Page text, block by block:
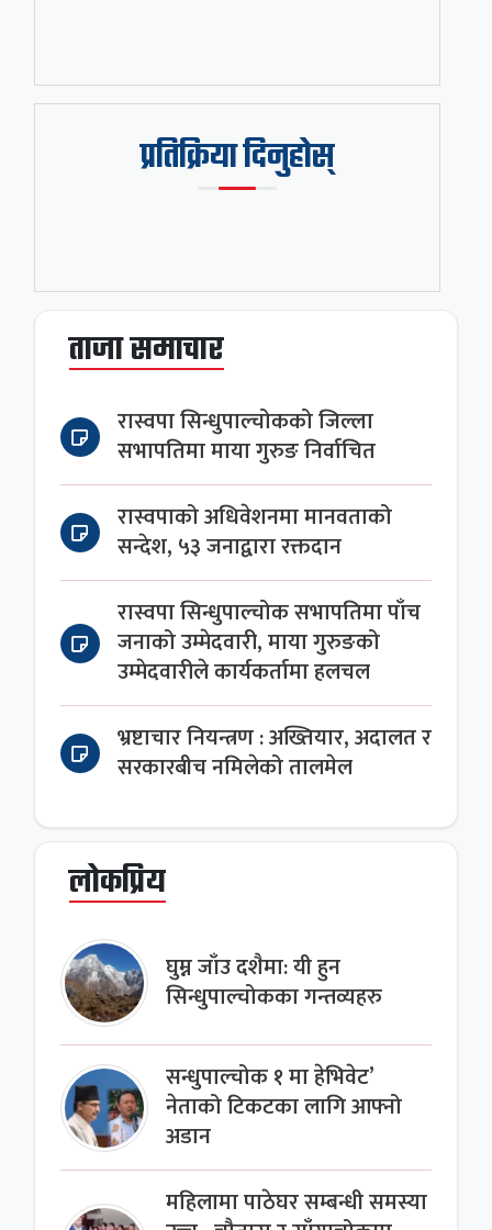
प्रतिक्रिया दिनुहोस्
ताजा समाचार
रास्वपा सिन्धुपाल्चोकको जिल्ला
सभापतिमा माया गुरुङ निर्वाचित
रास्वपाको अधिवेशनमा मानवताको
सन्देश, ५३ जनाद्वारा रक्तदान
रास्वपा सिन्धुपाल्चोक सभापतिमा पाँच
जनाको उम्मेदवारी, माया गुरुङको
उम्मेदवारीले कार्यकर्तामा हलचल
भ्रष्टाचार नियन्त्रण : अख्तियार, अदालत र
सरकारबीच नमिलेको तालमेल
लोकप्रिय
घुम्न जाँउ दशैमा: यी हुन
सिन्धुपाल्चोकका गन्तव्यहरु
सन्धुपाल्चोक १ मा हेभिवेट’
नेताको टिकटका लागि आफ्नो
अडान
महिलामा पाठेघर सम्बन्धी समस्या